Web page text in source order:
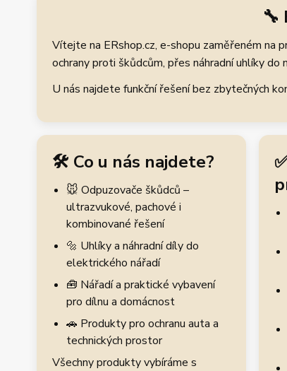
🔧
Vítejte na ERshop.cz, e-shopu zaměřeném na
ochrany proti škůdcům, přes náhradní uhlíky
U nás najdete funkční řešení bez zbytečných
🛠️ Co u nás najdete?
🐭 Odpuzovače škůdců –
ultrazvukové, pachové i
kombinované řešení
🔩 Uhlíky a náhradní díly do
elektrického nářadí
🧰 Nářadí a praktické vybavení
pro dílnu a domácnost
🚗 Produkty pro ochranu auta a
technických prostor
Všechny produkty vybíráme s